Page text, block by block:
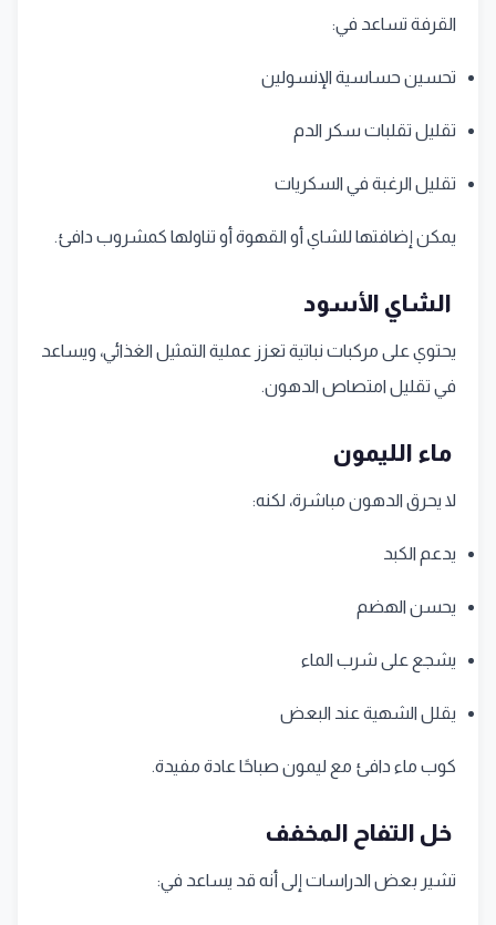
القرفة تساعد في:
تحسين حساسية الإنسولين
تقليل تقلبات سكر الدم
تقليل الرغبة في السكريات
يمكن إضافتها للشاي أو القهوة أو تناولها كمشروب دافئ.
الشاي الأسود
يحتوي على مركبات نباتية تعزز عملية التمثيل الغذائي، ويساعد
في تقليل امتصاص الدهون.
ماء الليمون
لا يحرق الدهون مباشرة، لكنه:
يدعم الكبد
يحسن الهضم
يشجع على شرب الماء
يقلل الشهية عند البعض
كوب ماء دافئ مع ليمون صباحًا عادة مفيدة.
خل التفاح المخفف
تشير بعض الدراسات إلى أنه قد يساعد في: